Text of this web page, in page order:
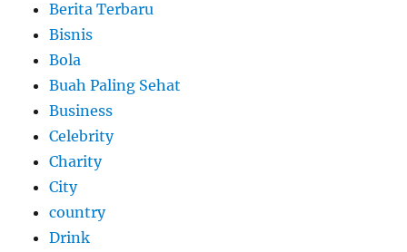
Berita Terbaru
Bisnis
Bola
Buah Paling Sehat
Business
Celebrity
Charity
City
country
Drink